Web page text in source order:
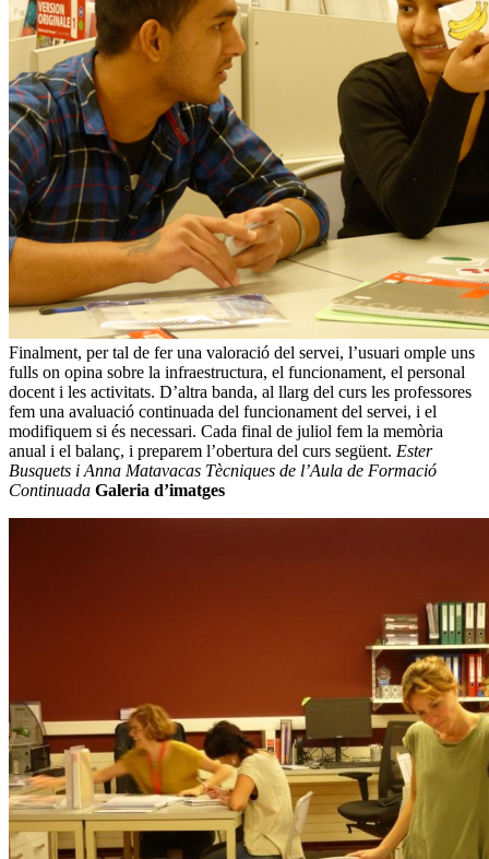
Finalment, per tal de fer una valoració del servei, l’usuari omple uns
fulls on opina sobre la infraestructura, el funcionament, el personal
docent i les activitats. D’altra banda, al llarg del curs les professores
fem una avaluació continuada del funcionament del servei, i el
modifiquem si és necessari. Cada final de juliol fem la memòria
anual i el balanç, i preparem l’obertura del curs següent. Ester
Busquets i Anna Matavacas Tècniques de l’Aula de Formació
Continuada Galeria d’imatges